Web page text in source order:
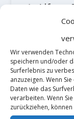
Wir verwenden
speichern und/oder
Surferlebnis zu
anzuzeigen. Wenn
Daten wie das
verarbeiten. Wenn
zurückziehen,
Alfons
Der
sich
etwas
seines